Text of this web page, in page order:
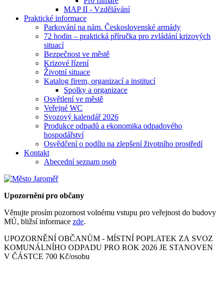
MAP II - Vzdělávání
Praktické informace
Parkování na nám. Československé armády
72 hodin – praktická příručka pro zvládání krizových
situací
Bezpečnost ve městě
Krizové řízení
Životní situace
Katalog firem, organizací a institucí
Spolky a organizace
Osvětlení ve městě
Veřejné WC
Svozový kalendář 2026
Produkce odpadů a ekonomika odpadového
hospodářství
Osvědčení o podílu na zlepšení životního prostředí
Kontakt
Abecední seznam osob
Upozornění pro občany
Věnujte prosím pozornost volnému vstupu pro veřejnost do budovy
MÚ, bližsí informace zde.
UPOZORNĚNÍ OBČANŮM - MÍSTNÍ POPLATEK ZA SVOZ
KOMUNÁLNÍHO ODPADU PRO ROK 2026 JE STANOVEN
V ČÁSTCE 700 Kč/osobu